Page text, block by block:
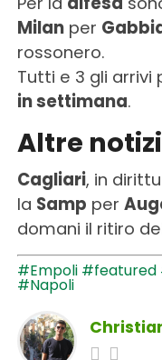
Milanper
rossonero.
Tutti e 3 gli arrivi
in settimana.
Altre
Cagliari, in
la Samp per
domani il ritiro
#Empoli #featured
#Napoli